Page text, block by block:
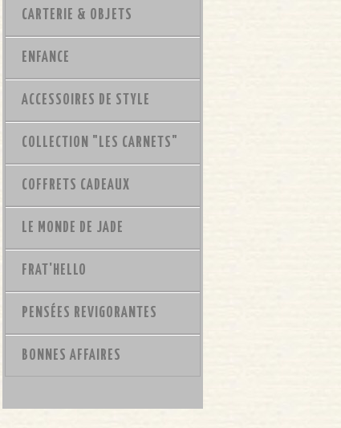
CARTERIE & OBJETS
ENFANCE
ACCESSOIRES DE STYLE
COLLECTION "LES CARNETS"
COFFRETS CADEAUX
LE MONDE DE JADE
FRAT'HELLO
PENSÉES REVIGORANTES
BONNES AFFAIRES